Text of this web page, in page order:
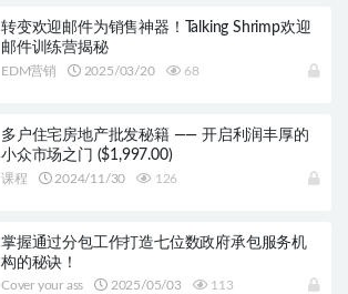
转变欢迎邮件为销售神器！Talking Shrimp欢迎
邮件训练营揭秘
EDM营销 2025/03/20 68
多户住宅房地产批发秘籍 —— 开启利润丰厚的
小众市场之门 ($1,997.00)
课程 2024/11/30 126
掌握通过分包工作打造七位数政府承包服务机
构的秘诀！
Cover your ass 2025/05/03 113